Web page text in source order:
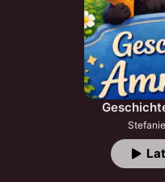
Top Charts